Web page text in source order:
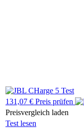
131,07 € Preis prüfen
Preisvergleich laden
Test lesen